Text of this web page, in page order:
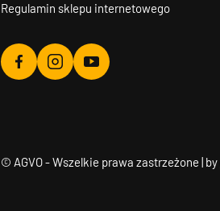
Regulamin sklepu internetowego
Agvo
Agvo
Agvo
© AGVO - Wszelkie prawa zastrzeżone | by